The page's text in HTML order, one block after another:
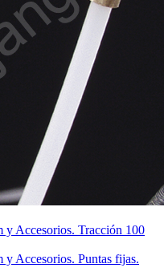
y Accesorios. Tracción 100
y Accesorios. Puntas fijas.